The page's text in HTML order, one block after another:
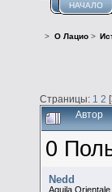
НАЧАЛО
> О Лацио>
Страницы: 1 2 [
Автор
0
Nedd
Aquila Orientale